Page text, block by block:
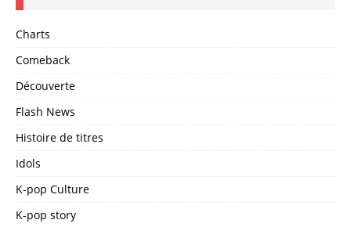
Charts
Comeback
Découverte
Flash News
Histoire de titres
Idols
K-pop Culture
K-pop story